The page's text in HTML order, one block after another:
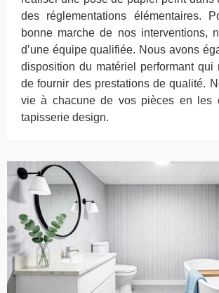
des réglementations élémentaires.
bonne marche de nos interventions,
d’une équipe qualifiée. Nous avons
disposition du matériel performant qui
de fournir des prestations de qualité.
vie à chacune de vos pièces en les
tapisserie design.